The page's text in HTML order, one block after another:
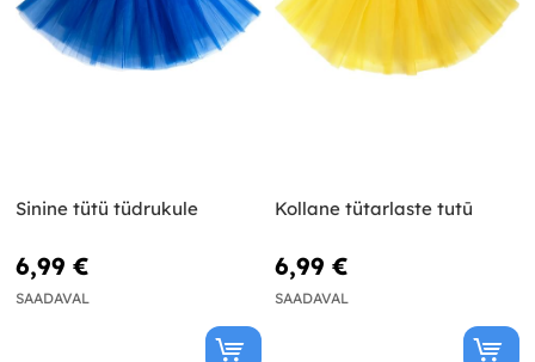
Sinine tütü tüdrukule
6,99 €
SAADAVAL
Kollane tütarlaste tutū
6,99 €
SAADAVAL